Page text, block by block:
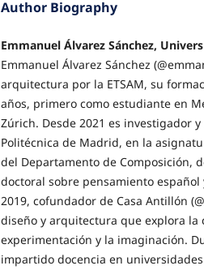
Author Biography
Emmanuel Álvarez Sánchez,
Emmanuel Álvarez Sánchez
arquitectura por la ETSAM, su
años, primero como estudiante en
Zúrich. Desde 2021 es investigador
Politécnica de Madrid, en la
del Departamento de Composición,
doctoral sobre pensamiento
2019, cofundador de Casa Antillón
diseño y arquitectura que explora la
experimentación y la imaginación.
impartido docencia en universidades